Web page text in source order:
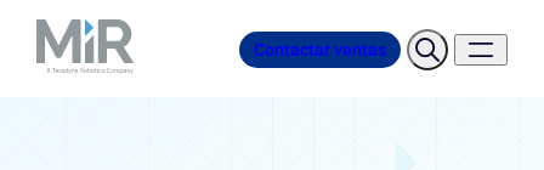
Contactar ventas